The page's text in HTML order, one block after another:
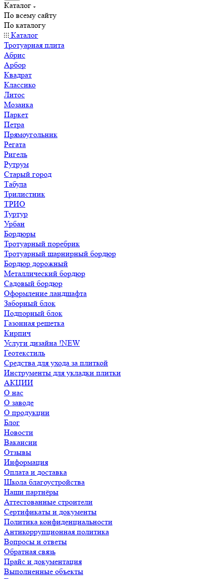
Каталог
По всему сайту
По каталогу
Каталог
Тротуарная плита
Абрис
Арбор
Квадрат
Классико
Литос
Мозаика
Паркет
Петра
Прямоугольник
Регата
Ригель
Рутрум
Старый город
Табула
Трилистник
ТРИО
Туртур
Урбан
Бордюры
Тротуарный поребрик
Тротуарный шарнирный бордюр
Бордюр дорожный
Металлический бордюр
Садовый бордюр
Оформление ландшафта
Заборный блок
Подпорный блок
Газонная решетка
Кирпич
Услуги дизайна !NEW
Геотекстиль
Средства для ухода за плиткой
Инструменты для укладки плитки
АКЦИИ
О нас
О заводе
О продукции
Блог
Новости
Вакансии
Отзывы
Информация
Оплата и доставка
Школа благоустройства
Наши партнёры
Аттестованные строители
Сертификаты и документы
Политика конфиденциальности
Антикоррупционная политика
Вопросы и ответы
Обратная связь
Прайс и документация
Выполненные объекты